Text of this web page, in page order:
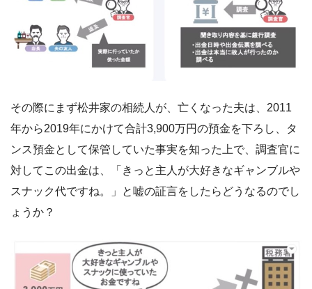
その際にまず松井家の相続人が、亡くなった夫は、2011
年から2019年にかけて合計3,900万円の預金を下ろし、タ
ンス預金として保管していた事実を知った上で、調査官に
対してこの出金は、「きっと主人が大好きなギャンブルや
スナック代ですね。」と嘘の証言をしたらどうなるのでし
ょうか？